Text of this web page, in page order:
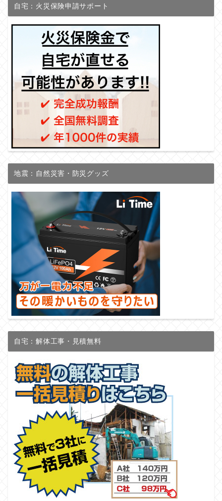
自宅：火災保険申請サポート
地震：自然災害・防災グッズ
自宅：解体工事・見積無料